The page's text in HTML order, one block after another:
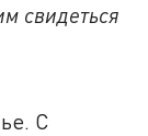
свидеться
С